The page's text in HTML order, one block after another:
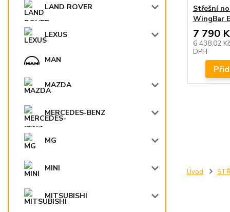
LAND ROVER
LEXUS
MAN
MAZDA
MERCEDES-BENZ
MG
MINI
MITSUBISHI
Úvod
Střešní
WingBar
7 790
6 438,02
DPH